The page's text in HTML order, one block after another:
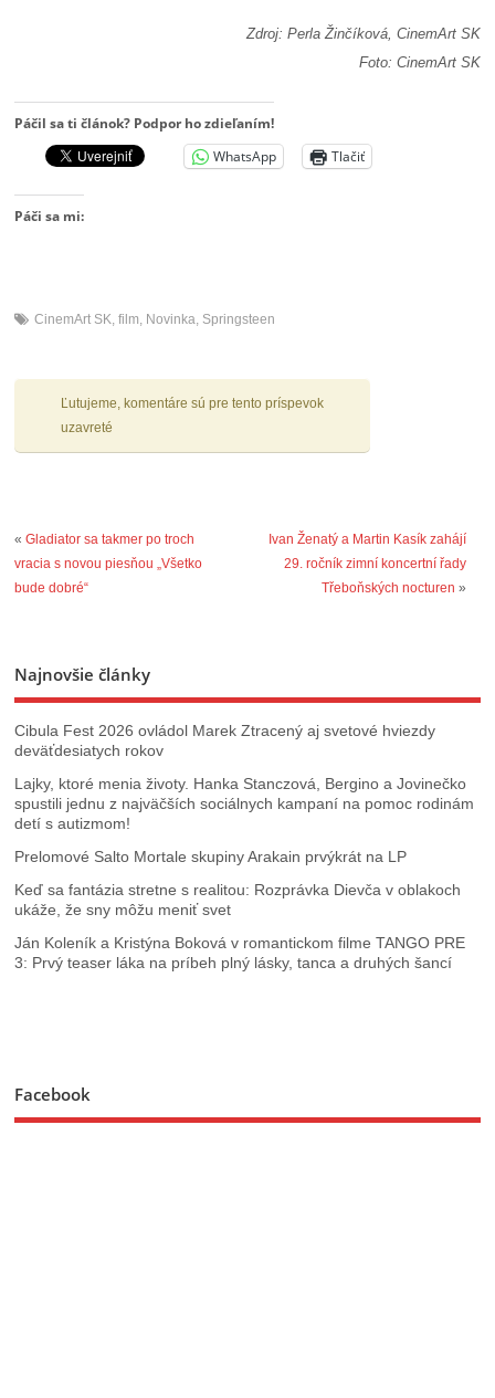
Zdroj: Perla Žinčíková, CinemArt SK
Foto: CinemArt SK
Páčil sa ti článok? Podpor ho zdieľaním!
WhatsApp
Tlačiť
Páči sa mi:
CinemArt SK ,film Novinka Springsteen
Ľutujeme, komentáre sú pre tento príspevok
uzavreté
«Gladiator sa takmer po troch
vracia s novou piesňou „Všetko
bude dobré“
Ivan Ženatý a Martin Kasík zahájí
29. ročník zimní koncertní řady
Třeboňských nocturen »
Najnovšie články
Cibula Fest 2026 ovládol Marek Ztracený aj svetové hviezdy
deväťdesiatych rokov
Lajky, ktoré menia životy. Hanka Stanczová, Bergino a Jovinečko
spustili jednu z najväčších sociálnych kampaní na pomoc rodinám
detí s autizmom!
Prelomové Salto Mortale skupiny Arakain prvýkrát na LP
Keď sa fantázia stretne s realitou: Rozprávka Dievča v oblakoch
ukáže, že sny môžu meniť svet
Ján Koleník a Kristýna Boková v romantickom filme TANGO PRE
3: Prvý teaser láka na príbeh plný lásky, tanca a druhých šancí
Facebook